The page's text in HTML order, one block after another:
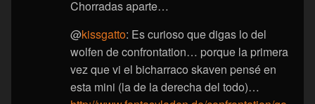
Chorradas aparte…
@kissgatto: Es curioso que digas lo del
wolfen de confrontation… porque la primera
vez que vi el bicharraco skaven pensé en
esta mini (la de la derecha del todo)…